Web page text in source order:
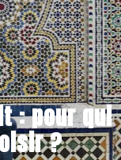
: pour qui
?